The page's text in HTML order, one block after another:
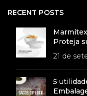
RECENT POSTS
Proteja
21 de
5